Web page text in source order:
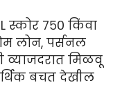
स्कोर ७५० किंवा
लोन, पर्सनल
मिळवू
बचत देखील